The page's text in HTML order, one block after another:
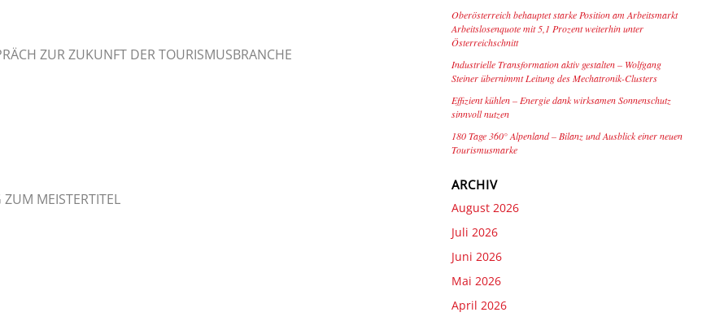
ZUR ZUKUNFT DER TOURISMUSBRANCHE
MEISTERTITEL
Oberösterreich behauptet starke Position am Arbeitsmarkt
Arbeitslosenquote mit 5,1 Prozent weiterhin unter
Österreichschnitt
Industrielle Transformation aktiv gestalten – Wolfgang
Steiner übernimmt Leitung des Mechatronik-Clusters
Effizient kühlen – Energie dank wirksamen Sonnenschutz
sinnvoll nutzen
180 Tage 360° Alpenland – Bilanz und Ausblick einer neuen
Tourismusmarke
ARCHIV
August 2026
Juli 2026
Juni 2026
Mai 2026
April 2026